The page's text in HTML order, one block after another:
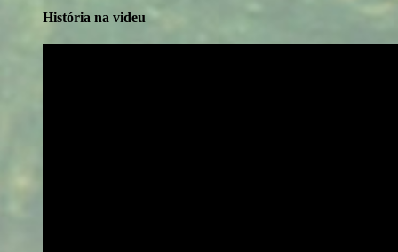
História na videu